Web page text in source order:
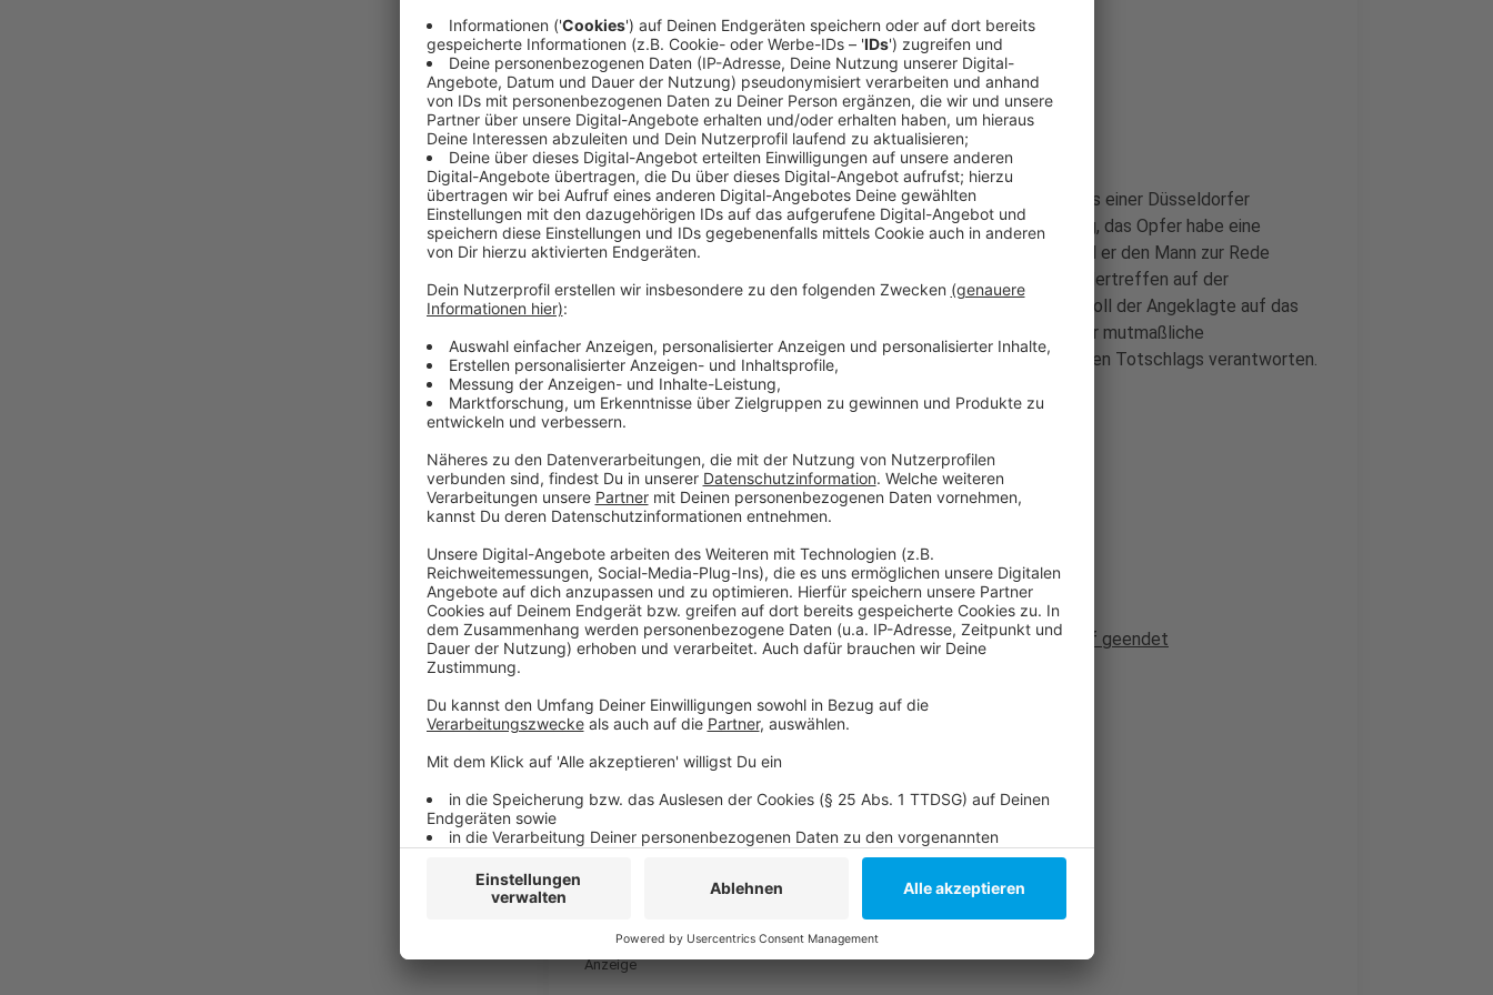
Eifersucht als Tatmotiv
Anzeige
Der 48-jährige Angeklagte und das spätere Opfer kannten sich aus einer Düsseldorfer
Kampfsportschule. Der Tatverdächtige war offenbar der Meinung, das Opfer habe eine
romantische Beziehung mit seiner Ex-Freundin. Aus Eifersucht soll er den Mann zur Rede
gestellt haben. Abends kam es dann zu einem weiteren Aufeinandertreffen auf der
Hüttenstraße. Das Gespräch eskalierte, mit einem Klappmesser soll der Angeklagte auf das
Opfer losgegangen sein. Nur mit Hilfe weiterer Zeugen konnte der mutmaßliche
Messerstecher zu Boden gebracht werden. Er muss sich nun wegen Totschlags verantworten.
Anzeige
Weitere Infos und Links zum Thema:
Anzeige
So haben wir im März berichtet
Kürzlich ist in Düsseldorf wieder in Streit mit einem Messerangriff geendet
Anzeige
Folge uns für mehr News & Updates:
Anzeige
|WhatsApp-Kanal
Anzeige